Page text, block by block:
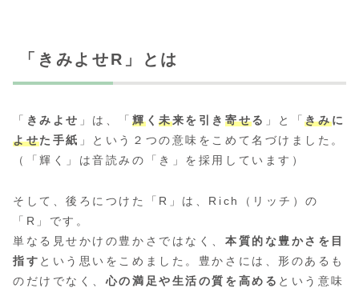
「きみよせR」とは
「 きみよせ 」は、「輝く未来を引き 寄せる 」と「きみに
よせた手紙 」という２つの意味をこめて名づけました。
（「輝く」は音読みの「き」を採用しています）
そして、後ろにつけた「R」は、Rich（リッチ）の
「R」です。
単なる見せかけの豊かさではなく、 本質的な豊かさを目
指す という思いをこめました。豊かさには、形のあるも
のだけでなく、 心の満足や生活の質を高める という意味